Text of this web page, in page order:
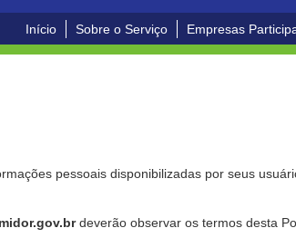
Início Sobre o Serviço Empresas
pessoais disponibilizadas por seus
deverão observar os termos desta